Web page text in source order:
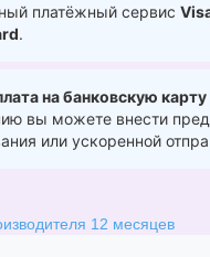
платёжный сервис
.
на банковскую карту
вы можете внести
или ускоренной
12 месяцев